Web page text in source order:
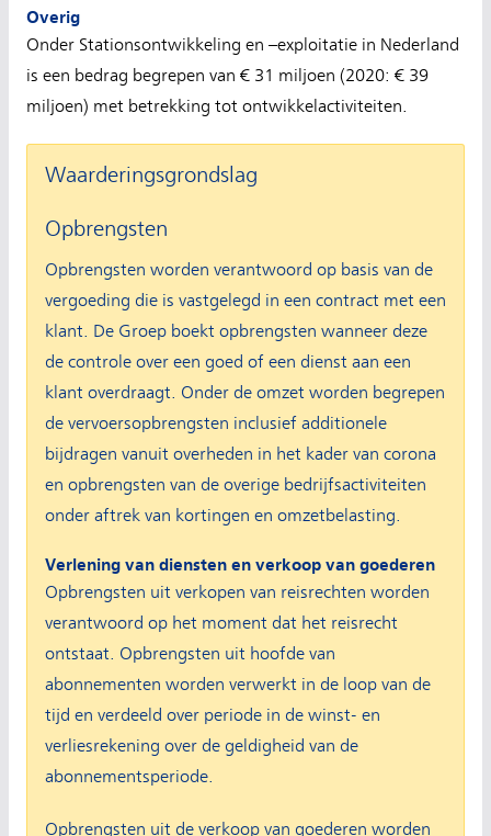
Overig
Onder Stationsontwikkeling en –exploitatie in Nederland
is een bedrag begrepen van € 31 miljoen (2020: € 39
miljoen) met betrekking tot ontwikkelactiviteiten.
Waarderingsgrondslag
Opbrengsten
Opbrengsten worden verantwoord op basis van de
vergoeding die is vastgelegd in een contract met een
klant. De Groep boekt opbrengsten wanneer deze
de controle over een goed of een dienst aan een
klant overdraagt. Onder de omzet worden begrepen
de vervoersopbrengsten inclusief additionele
bijdragen vanuit overheden in het kader van corona
en opbrengsten van de overige bedrijfsactiviteiten
onder aftrek van kortingen en omzetbelasting.
Verlening van diensten en verkoop van goederen
Opbrengsten uit verkopen van reisrechten worden
verantwoord op het moment dat het reisrecht
ontstaat. Opbrengsten uit hoofde van
abonnementen worden verwerkt in de loop van de
tijd en verdeeld over periode in de winst- en
verliesrekening over de geldigheid van de
abonnementsperiode.
Opbrengsten uit de verkoop van goederen worden